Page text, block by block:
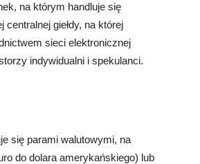
na którym handluje się
giełdy, na której
sieci elektronicznej
indywidualni i spekulanci.
się parami walutowymi, na
do dolara amerykańskiego) lub